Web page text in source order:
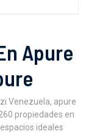
Apure
Venezuela, apure
propiedades en
ideales